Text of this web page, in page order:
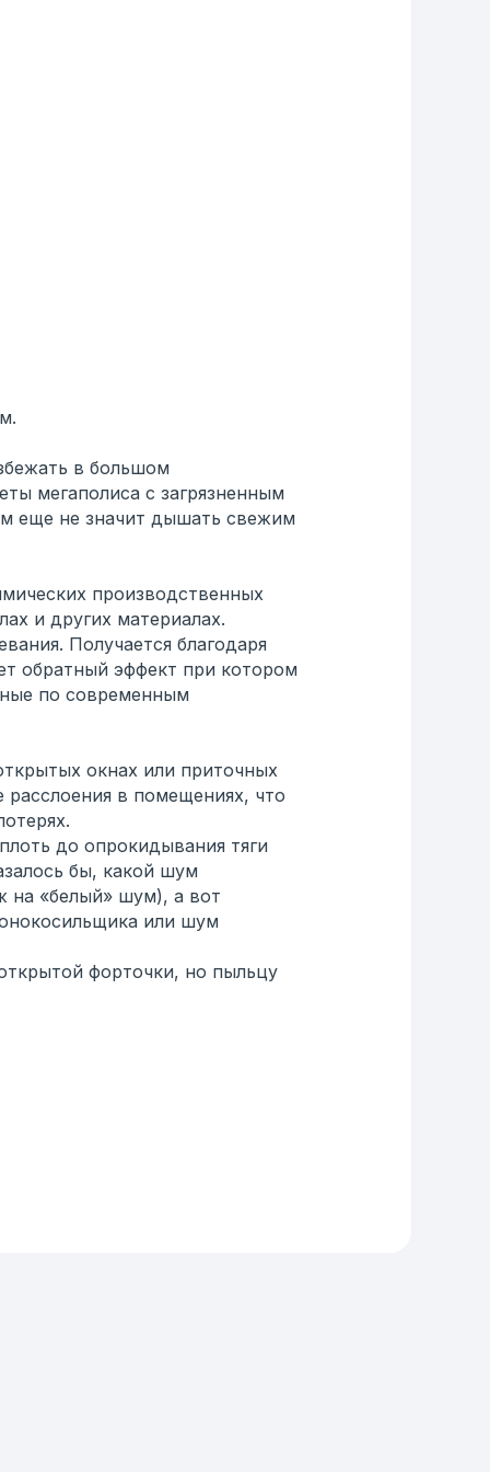
в большом
мегаполиса с загрязненным
еще не значит дышать свежим
производственных
и других материалах.
Получается благодаря
обратный эффект при котором
по современным
окнах или приточных
в помещениях, что
до опрокидывания тяги
бы, какой шум
на «белый» шум), а вот
или шум
форточки, но пыльцу